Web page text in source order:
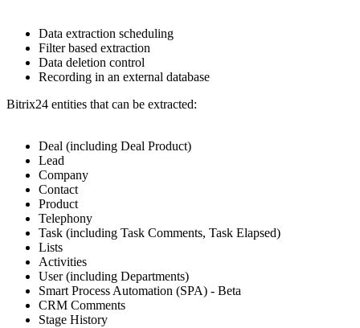
Data extraction scheduling
Filter based extraction
Data deletion control
Recording in an external database
Bitrix24 entities that can be extracted:
Deal (including Deal Product)
Lead
Company
Contact
Product
Telephony
Task (including Task Comments, Task Elapsed)
Lists
Activities
User (including Departments)
Smart Process Automation (SPA) - Beta
CRM Comments
Stage History